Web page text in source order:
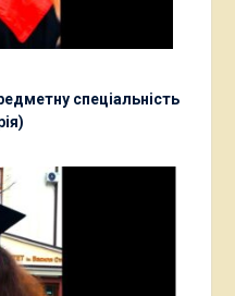
спеціальність